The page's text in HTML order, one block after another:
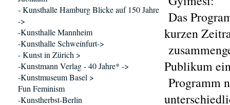
Das
kurzen
Publikum
Programm
- Kunsthalle Hamburg Blicke auf 150 Jahre
->
-Kunsthalle Mannheim
-Kunsthalle Schweinfurt->
- Kunst in Zürich >
-Kunstmann Verlag - 40 Jahre* ->
-Kunstmuseum Basel >
Fun Feminism
-Kunstherbst-Berlin